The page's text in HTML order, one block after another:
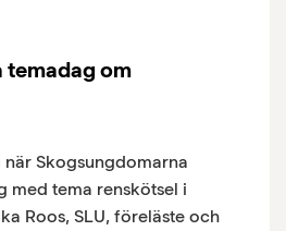
temadag om
Skogsungdomarna
med tema renskötsel i
Roos, SLU, föreläste och